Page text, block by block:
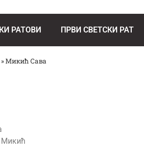
РАТОВИ ПРВИ СВЕТСКИ РАТ
»Микић Сава
Микић